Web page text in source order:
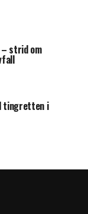
strid om
tingretten i